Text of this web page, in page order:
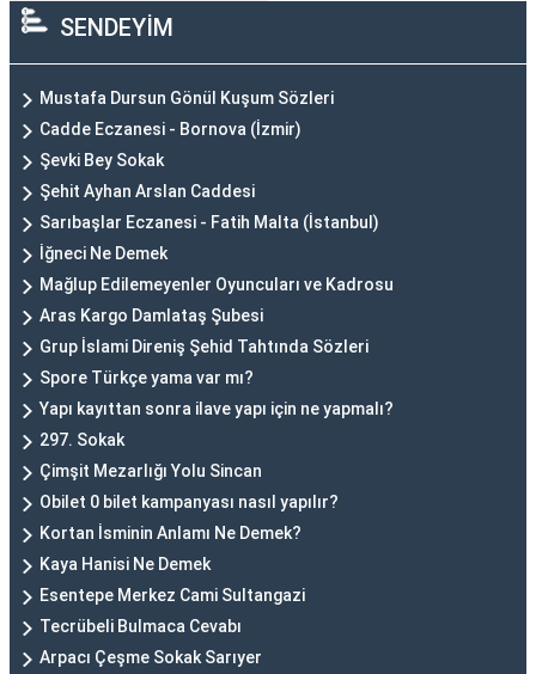
SENDEYİM
Mustafa Dursun Gönül Kuşum Sözleri
Cadde Eczanesi - Bornova (İzmir)
Şevki Bey Sokak
Şehit Ayhan Arslan Caddesi
Sarıbaşlar Eczanesi - Fatih Malta (İstanbul)
İğneci Ne Demek
Mağlup Edilemeyenler Oyuncuları ve Kadrosu
Aras Kargo Damlataş Şubesi
Grup İslami Direniş Şehid Tahtında Sözleri
Spore Türkçe yama var mı?
Yapı kayıttan sonra ilave yapı için ne yapmalı?
297. Sokak
Çimşit Mezarlığı Yolu Sincan
Obilet 0 bilet kampanyası nasıl yapılır?
Kortan İsminin Anlamı Ne Demek?
Kaya Hanisi Ne Demek
Esentepe Merkez Cami Sultangazi
Tecrübeli Bulmaca Cevabı
Arpacı Çeşme Sokak Sarıyer